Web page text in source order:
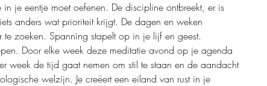
je eentje moet oefenen. De discipline ontbreekt, er is
anders wat prioriteit krijgt. De dagen en weken
te zoeken. Spanning stapelt op in je lijf en geest.
Door elke week deze meditatie avond op je agenda
week de tijd gaat nemen om stil te staan en de aandacht
welzijn. Je creëert een eiland van rust in je